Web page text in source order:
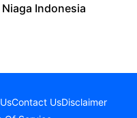
Indonesia
Contact UsDisclaimer